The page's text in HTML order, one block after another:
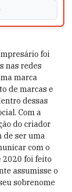
foi
nas redes
marca
de marcas e
dessas
Com a
do criador
de ser uma
com o
2020 foi feito
assumisse o
sobrenome